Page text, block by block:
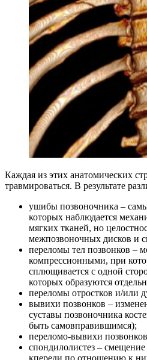
Каждая из этих анатомических
травмироваться. В результате
ушибы позвоночника –
которых наблюдается
мягких тканей, но
межпозвоночных дисков и
переломы тел позвонков –
компрессионными, при
сплющивается с одной
которых образуются
переломы отростков и/или
вывихи позвонков –
суставы позвоночника
быть самовправившимся);
переломо-вывихи
спондилолистез – смещение
кпереди по отношению к